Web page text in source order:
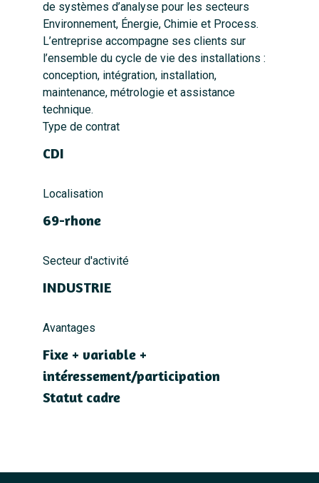
de systèmes d’analyse pour les secteurs
Environnement, Énergie, Chimie et Process.
L’entreprise accompagne ses clients sur
l’ensemble du cycle de vie des installations :
conception, intégration, installation,
maintenance, métrologie et assistance
technique.
Type de contrat
CDI
Localisation
69-rhone
Secteur d'activité
INDUSTRIE
Avantages
Fixe + variable +
intéressement/participation
Statut cadre